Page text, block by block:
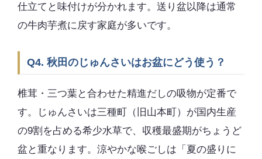
仕立てと味付けが分かれます。送り盆以降は通常
の牛肉芋煮に戻す家庭が多いです。
Q4. 秋田のじゅんさいはお盆にどう使う？
椎茸・三つ葉と合わせた精進だしの吸物が定番で
す。じゅんさいは三種町（旧山本町）が国内生産
の9割を占める希少水草で、収穫最盛期がちょうど
盆と重なります。涼やかな喉ごしは「夏の盛りに